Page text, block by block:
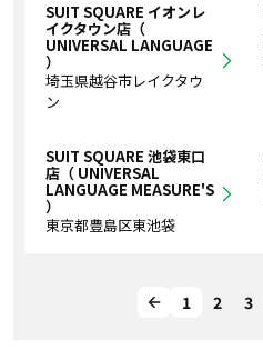
SUIT SQUARE イオンレ
イクタウン店（
UNIVERSAL LANGUAGE
）
埼玉県越谷市レイクタウ
ン
SUIT SQUARE 池袋東口
店（ UNIVERSAL
LANGUAGE MEASURE'S
）
東京都豊島区東池袋
1 2 3